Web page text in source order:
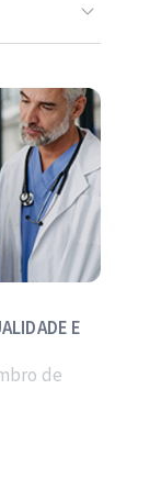
E
de